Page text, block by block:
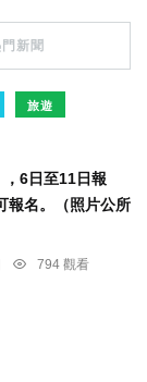
新聞
旅遊
6日至11日報
報名。（照片公所
794 觀看